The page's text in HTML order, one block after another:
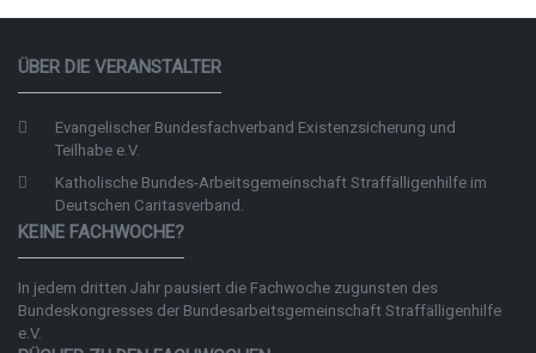
ÜBER DIE VERANSTALTER
Evangelischer Bundesfachverband Existenzsicherung und
Teilhabe e.V.
Katholische Bundes-Arbeitsgemeinschaft Straffälligenhilfe im
Deutschen Caritasverband.
KEINE FACHWOCHE?
In jedem dritten Jahr pausiert die Fachwoche zugunsten des
Bundeskongresses der Bundesarbeitsgemeinschaft Straffälligenhilfe
e.V.